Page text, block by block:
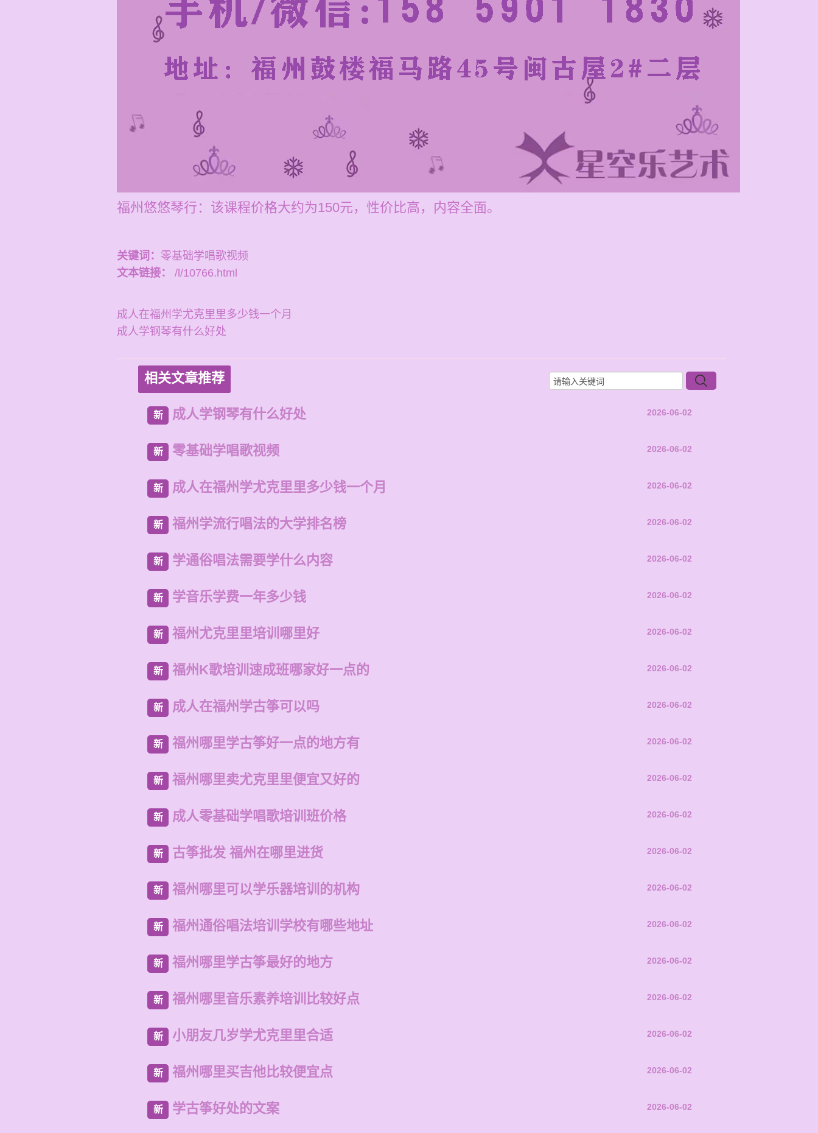
福州悠悠琴行：该课程价格大约为150元，性价比高，内容全面。
关键词： 零基础学唱歌视频
文本链接：
/l/10766.html
成人在福州学尤克里里多少钱一个月
成人学钢琴有什么好处
相关文章推荐
新 成人学钢琴有什么好处 2026-06-02
新 零基础学唱歌视频 2026-06-02
新 成人在福州学尤克里里多少钱一个月 2026-06-02
新 福州学流行唱法的大学排名榜 2026-06-02
新 学通俗唱法需要学什么内容 2026-06-02
新 学音乐学费一年多少钱 2026-06-02
新 福州尤克里里培训哪里好 2026-06-02
新 福州K歌培训速成班哪家好一点的 2026-06-02
新 成人在福州学古筝可以吗 2026-06-02
新 福州哪里学古筝好一点的地方有 2026-06-02
新 福州哪里卖尤克里里便宜又好的 2026-06-02
新 成人零基础学唱歌培训班价格 2026-06-02
新 古筝批发 福州在哪里进货 2026-06-02
新 福州哪里可以学乐器培训的机构 2026-06-02
新 福州通俗唱法培训学校有哪些地址 2026-06-02
新 福州哪里学古筝最好的地方 2026-06-02
新 福州哪里音乐素养培训比较好点 2026-06-02
新 小朋友几岁学尤克里里合适 2026-06-02
新 福州哪里买吉他比较便宜点 2026-06-02
新 学古筝好处的文案 2026-06-02